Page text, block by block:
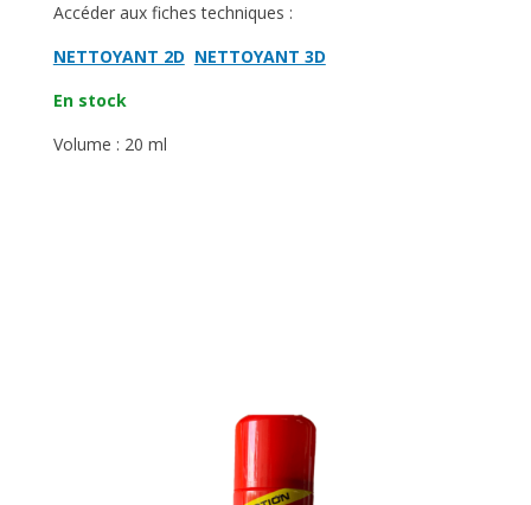
Accéder aux fiches techniques :
NETTOYANT 2D NETTOYANT 3D
En stock
Volume : 20 ml